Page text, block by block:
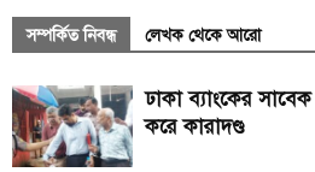
সম্পর্কিত নিবন্ধ লেখক থেকে আরো
ঢাকা ব্যাংকের
করে কারাদণ্ড